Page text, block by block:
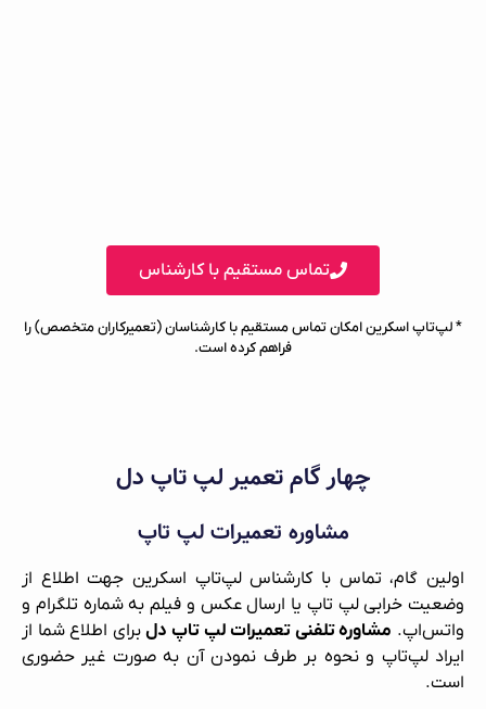
تماس مستقیم با کارشناس
* لپ‌تاپ اسکرین امکان تماس مستقیم با کارشناسان (تعمیرکاران متخصص) را
فراهم کرده است.
چهار گام تعمیر لپ‌ تاپ دل
مشاوره تعمیرات لپ‌ تاپ
اولین گام، تماس با کارشناس لپ‌تاپ اسکرین جهت اطلاع از
وضعیت خرابی لپ‌ تاپ یا ارسال عکس و فیلم به شماره تلگرام و
واتس‌اپ. مشاوره تلفنی تعمیرات لپ‌ تاپ دلبرای اطلاع شما از
ایراد لپ‌تاپ و نحوه بر طرف نمودن آن به صورت غیر حضوری
است.